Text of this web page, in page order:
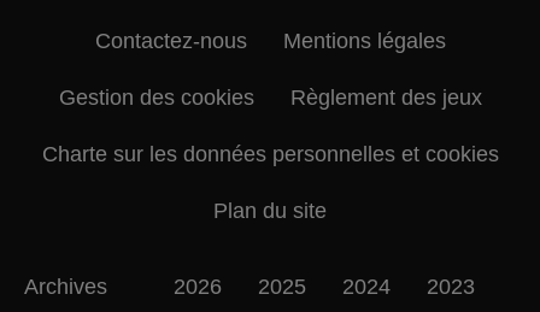
Contactez-nous Mentions légales
Gestion des cookies Règlement des jeux
Charte sur les données personnelles et cookies
Plan du site
Archives 2026 2025 2024 2023